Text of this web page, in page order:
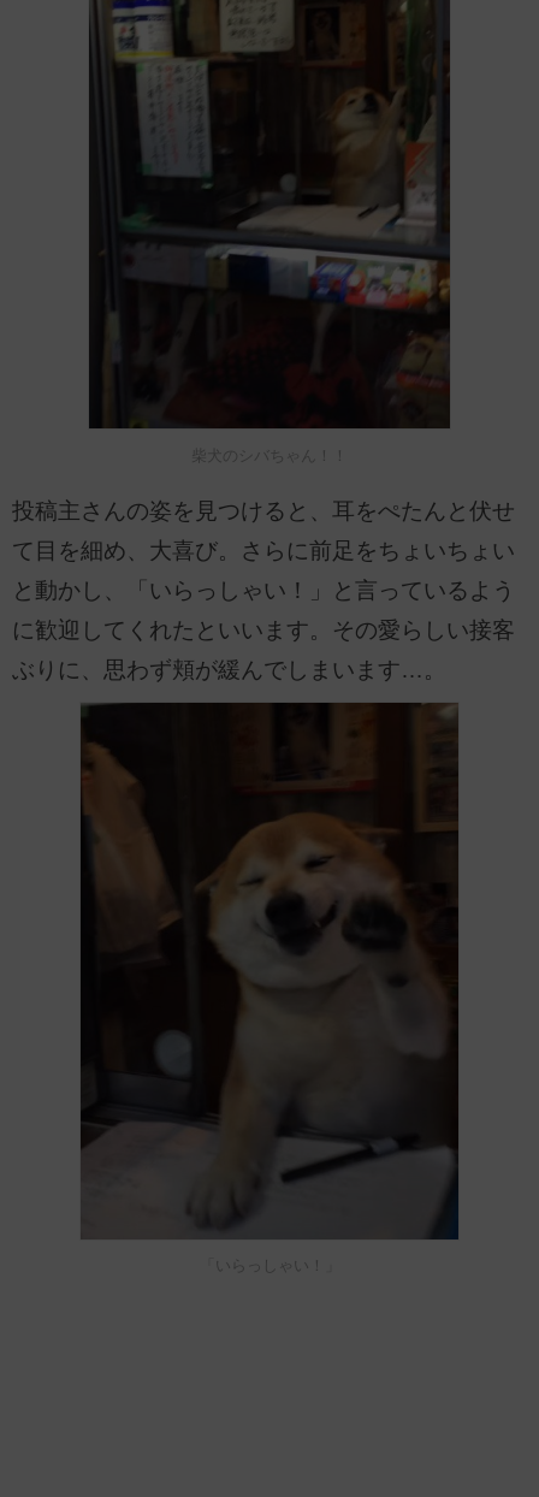
柴犬のシバちゃん！！
投稿主さんの姿を見つけると、耳をぺたんと伏せ
て目を細め、大喜び。さらに前足をちょいちょい
と動かし、「いらっしゃい！」と言っているよう
に歓迎してくれたといいます。その愛らしい接客
ぶりに、思わず頬が緩んでしまいます…。
「いらっしゃい！」